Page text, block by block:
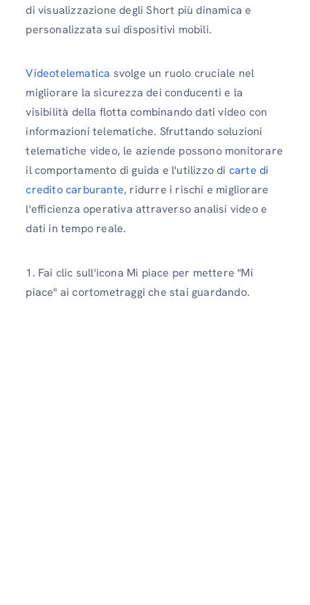
di visualizzazione degli Short più dinamica e
personalizzata sui dispositivi mobili.
Videotelematica svolge un ruolo cruciale nel
migliorare la sicurezza dei conducenti e la
visibilità della flotta combinando dati video con
informazioni telematiche. Sfruttando soluzioni
telematiche video, le aziende possono monitorare
il comportamento di guida e l'utilizzo di carte di
credito carburante, ridurre i rischi e migliorare
l'efficienza operativa attraverso analisi video e
dati in tempo reale.
1. Fai clic sull'icona Mi piace per mettere "Mi
piace" ai cortometraggi che stai guardando.